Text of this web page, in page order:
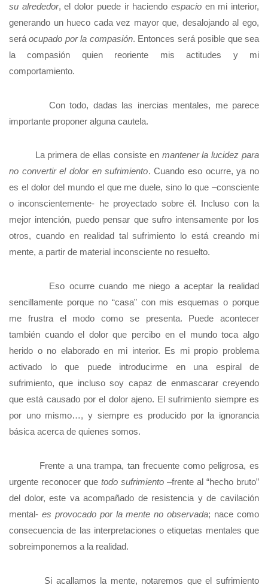
su alrededor, el dolor puede ir haciendo espacioen mi interior,
generando un hueco cada vez mayor que, desalojando al ego,
seráocupado por la compasión. Entonces será posible que sea
la compasión quien reoriente mis actitudes y mi
comportamiento.
Con todo, dadas las inercias mentales, me parece
importante proponer alguna cautela.
La primera de ellas consiste en mantener la lucidez para
no convertir el dolor en sufrimiento. Cuando eso ocurre, ya no
es el dolor del mundo el que me duele, sino lo que –consciente
o inconscientemente- he proyectado sobre él. Incluso con la
mejor intención, puedo pensar que sufro intensamente por los
otros, cuando en realidad tal sufrimiento lo está creando mi
mente, a partir de material inconsciente no resuelto.
Eso ocurre cuando me niego a aceptar la realidad
sencillamente porque no “casa” con mis esquemas o porque
me frustra el modo como se presenta. Puede acontecer
también cuando el dolor que percibo en el mundo toca algo
herido o no elaborado en mi interior. Es mi propio problema
activado lo que puede introducirme en una espiral de
sufrimiento, que incluso soy capaz de enmascarar creyendo
que está causado por el dolor ajeno. El sufrimiento siempre es
por uno mismo…, y siempre es producido por la ignorancia
básica acerca de quienes somos.
Frente a una trampa, tan frecuente como peligrosa, es
urgente reconocer que todo sufrimiento –frente al “hecho bruto”
del dolor, este va acompañado de resistencia y de cavilación
mental- es provocado por la mente no observada; nace como
consecuencia de las interpretaciones o etiquetas mentales que
sobreimponemos a la realidad.
Si acallamos la mente, notaremos que el sufrimiento